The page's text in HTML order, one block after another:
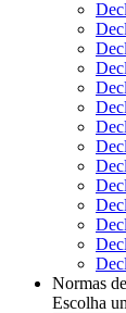
Normas
Escolha